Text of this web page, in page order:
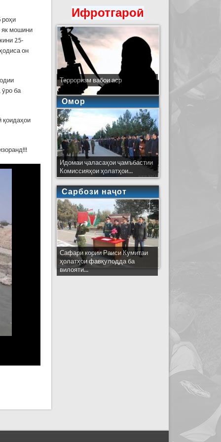
роҳи
як мошини
25-
он
ба
қоидаҳои
Ифротгароӣ
Терроризм вабои аср
Омор
Идомаи ҷаласаҳои ҷамъбастии
Комиссияҳои ҳолатҳои...
Сарбози наҷот
Сафари кории Раиси Кумитаи
ҳолатҳои фавқулодда ба
вилояти...